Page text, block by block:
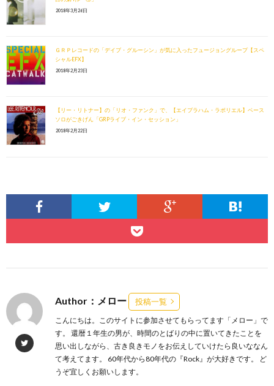
2018年3月26日
ＧＲＰレコードの「デイブ・グルーシン」が気に入ったフュージョングループ【スペ
シャルEFX】
2018年2月23日
【リー・リトナー】の「リオ・ファンク」で、【エイブラハム・ラボリエル】ベース
ソロがごきげん「GRPライブ・イン・セッション」
2018年2月22日
Author：メロー 投稿一覧
こんにちは。このサイトに参加させてもらってます「メロー」で
す。 還暦１年生の男が、時間のとばりの中に置いてきたことを
思い出しながら、古き良きモノをお伝えしていけたら良いななん
て考えてます。 60年代から80年代の『Rock』が大好きです。 ど
うぞ宜しくお願いします。